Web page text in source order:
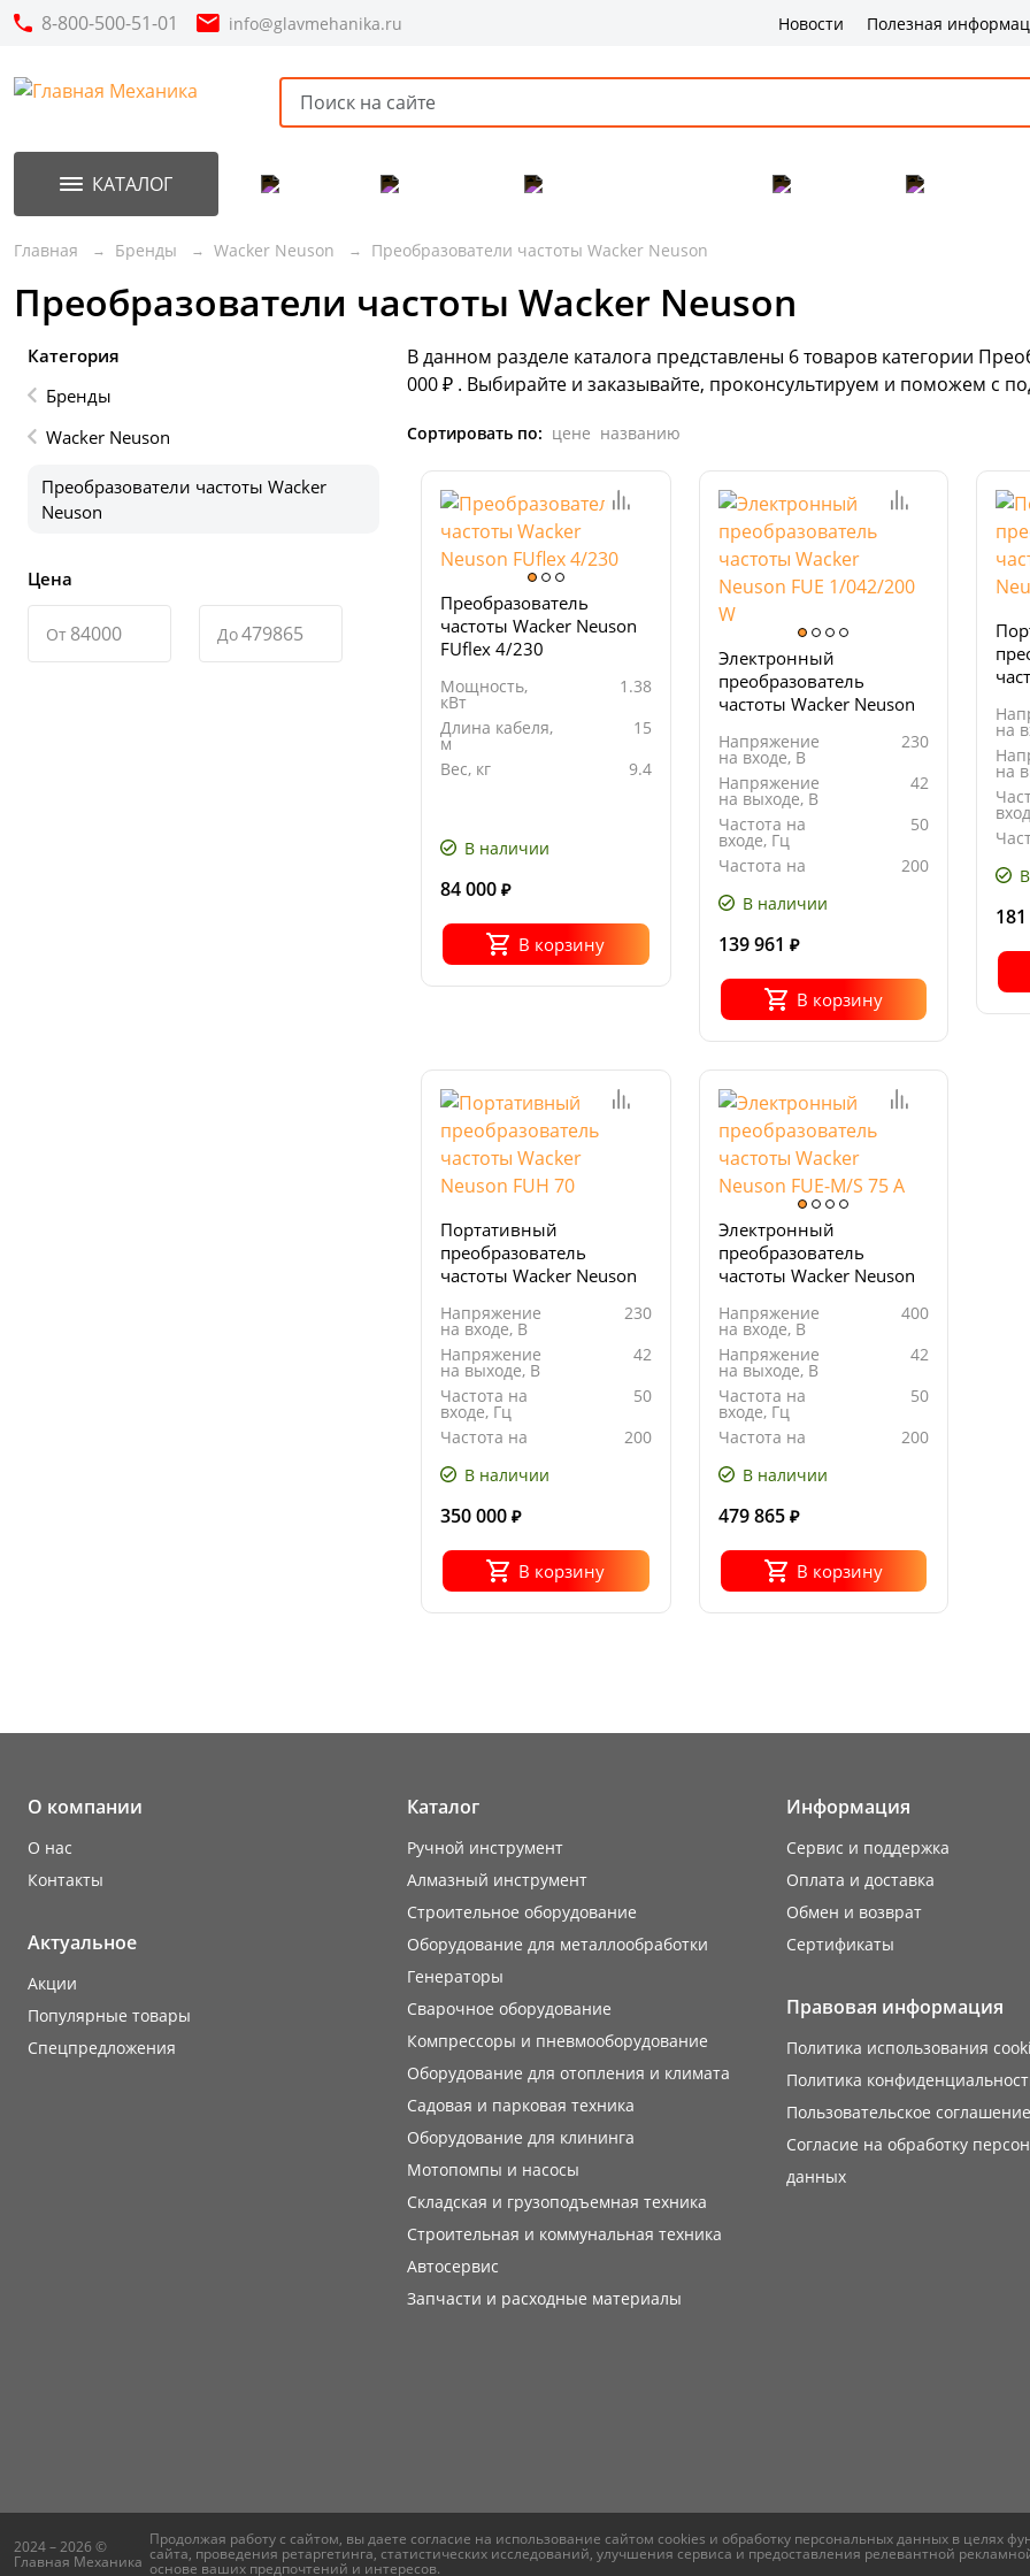
8-800-500-51-01 info@glavmehanika.ru Новости Полезная
КАТАЛОГ
Главная Бренды Wacker Neuson Преобразователи частоты Wacker Neuson
Преобразователи частоты Wacker Neuson
Категория
Бренды
Wacker Neuson
Преобразователи частоты Wacker
Neuson
Цена
От До
В данном разделе каталога представлены 6товаров категории
000 ₽ . Выбирайте и заказывайте, проконсультируем и поможем с
Сортировать по: цене названию
Преобразователь
частоты Wacker Neuson
FUflex 4/230
Мощность,
кВт
1.38
Длина кабеля,
м
15
Вес, кг
9.4
В наличии
84 000 ₽
В корзину
Электронный
преобразователь
частоты Wacker Neuson
Напряжение
на входе, В
230
Напряжение
на выходе, В
42
Частота на
входе, Гц
50
Частота на
200
В наличии
139 961 ₽
В корзину
на
на
Портативный
преобразователь
частоты Wacker Neuson
Напряжение
на входе, В
230
Напряжение
на выходе, В
42
Частота на
входе, Гц
50
Частота на
200
В наличии
350 000 ₽
В корзину
Электронный
преобразователь
частоты Wacker Neuson
Напряжение
на входе, В
400
Напряжение
на выходе, В
42
Частота на
входе, Гц
50
Частота на
200
В наличии
479 865 ₽
В корзину
О компании
О нас
Контакты
Актуальное
Акции
Популярные товары
Cпецпредложения
Каталог
Ручной инструмент
Алмазный инструмент
Строительное оборудование
Оборудование для металлообработки
Генераторы
Сварочное оборудование
Компрессоры и пневмооборудование
Оборудование для отопления и климата
Садовая и парковая техника
Оборудование для клининга
Мотопомпы и насосы
Складская и грузоподъемная техника
Строительная и коммунальная техника
Автосервис
Запчасти и расходные материалы
Информация
Сервис и поддержка
Оплата и доставка
Обмен и возврат
Сертификаты
Правовая информация
Политика использования
Политика
Пользовательское соглашение
Согласие на обработку
данных
2024 – 2026 ©
Главная Механика
Продолжая работу с сайтом, вы даете согласие на использование сайтом cookies и обработку персональных данных в целях
сайта, проведения ретаргетинга, статистических исследований, улучшения сервиса и предоставления релевантной
основе ваших предпочтений и интересов.